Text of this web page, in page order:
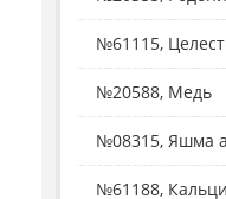
№61115,
№20588, Медь
№08315, Яшма
№61188,